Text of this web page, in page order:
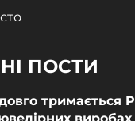
ПОСТИ
тримається